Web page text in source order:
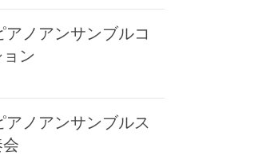
アノアンサンブルコ
ン
アノアンサンブルス